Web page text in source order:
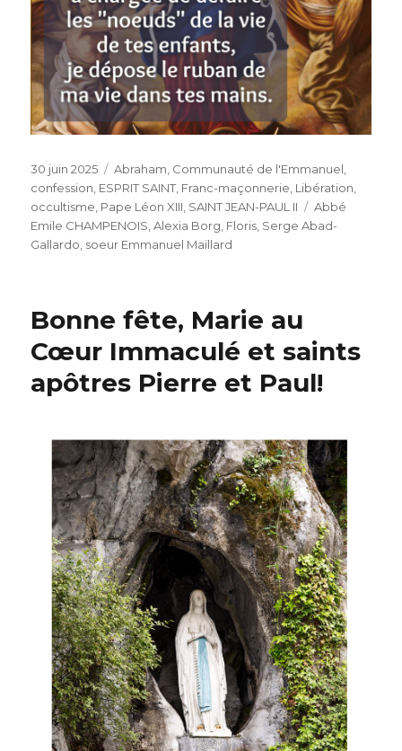
Publié
le
30 juin 2025 Catégories
Abraham, Communauté de l'Emmanuel,
confession, ESPRIT SAINT, Franc-maçonnerie, Libération,
occultisme, Pape Léon XIII, SAINT JEAN-PAUL II Étiquettes
Abbé
Emile CHAMPENOIS,Alexia Borg, Floris, Serge Abad-
Gallardo, soeur Emmanuel Maillard
Bonne fête, Marie au
Cœur Immaculé et saints
apôtres Pierre et Paul!